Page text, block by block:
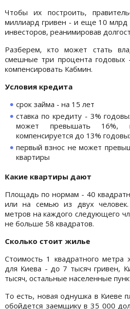
Чтобы их построить,
миллиард гривен - и еще 10 млрд
инвесторов, реанимировав
Разберем, кто может стать
смешные три процента годовых -
компенсировать Кабмин.
Условия кредита
срок займа - на 15 лет
ставка по кредиту - 3%
может превышать 16%,
компенсируется до 13%
первый взнос не может
квартиры
Какие квартиры дают
Площадь по нормам - 40
или на семью из двух
метров на каждого следующего
не больше 58 квадратов.
Сколько стоит жилье
Стоимость 1 квадратного метра
для Киева - до 7 тысяч гривен,
тысяч, остальные населенные
То есть, новая однушка в Киеве
обойдется заемщику в 35 000